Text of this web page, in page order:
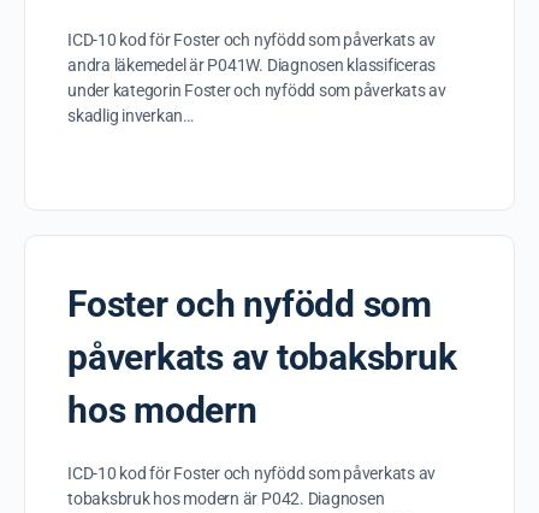
ICD-10 kod för Foster och nyfödd som påverkats av
andra läkemedel är P041W. Diagnosen klassificeras
under kategorin Foster och nyfödd som påverkats av
skadlig inverkan…
Foster och nyfödd som
påverkats av tobaksbruk
hos modern
ICD-10 kod för Foster och nyfödd som påverkats av
tobaksbruk hos modern är P042. Diagnosen